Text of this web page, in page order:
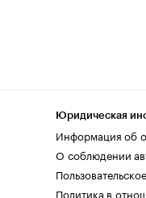
Юридическая
Информация об
О соблюдении
Политика в